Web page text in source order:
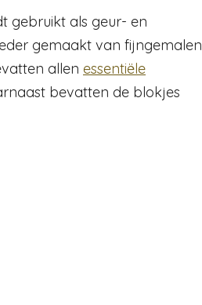
gebruikt als geur- en
gemaakt van fijngemalen
allen essentiële
bevatten de blokjes